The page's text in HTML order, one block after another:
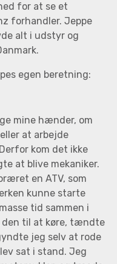
for at se et
forhandler. Jeppe
alt i udstyr og
egen beretning:
mine hænder, om
at arbejde
kom det ikke
at blive mekaniker.
en ATV, som
kunne starte
tid sammen i
den til at køre, tændte
jeg selv at rode
sat i stand. Jeg